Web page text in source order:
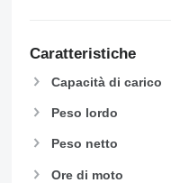
Caratteristiche
Capacità di carico
Peso lordo
Peso netto
Ore di moto